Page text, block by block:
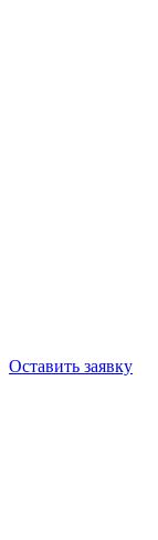
Оставить заявку